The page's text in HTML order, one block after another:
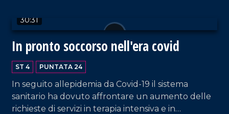
livello in Calabria, che si trova all'ospedale
Pugliese di Catanzaro, insieme alla responsabile
Roberta Venturella, all'ostetrica Francesca
Salvatore e alla biologa Federica Sanges.
30:31
In pronto soccorso nell'era covid
ST 4 PUNTATA 24
In seguito allepidemia da Covid-19 il sistema
sanitario ha dovuto affrontare un aumento delle
richieste di servizi in terapia intensiva e in
VAI AL TITOLO